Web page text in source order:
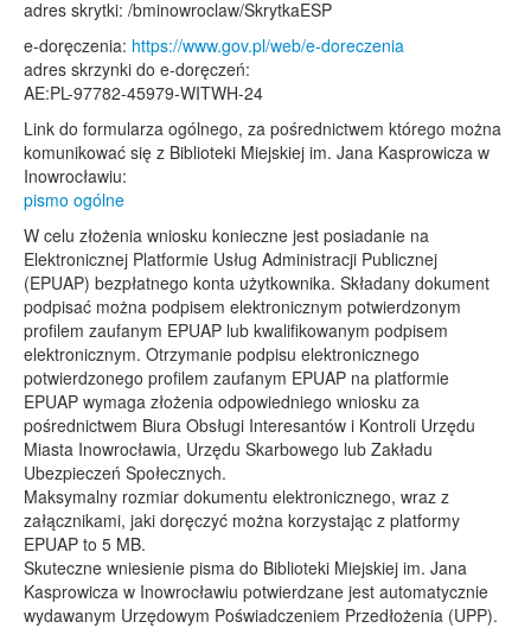
adres skrytki: /bminowroclaw/SkrytkaESP
e-doręczenia: https://www.gov.pl/web/e-doreczenia
adres skrzynki do e-doręczeń:
AE:PL-97782-45979-WITWH-24
Link do formularza ogólnego, za pośrednictwem którego można
komunikować się z Biblioteki Miejskiej im. Jana Kasprowicza w
Inowrocławiu:
pismo ogólne
W celu złożenia wniosku konieczne jest posiadanie na
Elektronicznej Platformie Usług Administracji Publicznej
(EPUAP) bezpłatnego konta użytkownika. Składany dokument
podpisać można podpisem elektronicznym potwierdzonym
profilem zaufanym EPUAP lub kwalifikowanym podpisem
elektronicznym. Otrzymanie podpisu elektronicznego
potwierdzonego profilem zaufanym EPUAP na platformie
EPUAP wymaga złożenia odpowiedniego wniosku za
pośrednictwem Biura Obsługi Interesantów i Kontroli Urzędu
Miasta Inowrocławia, Urzędu Skarbowego lub Zakładu
Ubezpieczeń Społecznych.
Maksymalny rozmiar dokumentu elektronicznego, wraz z
załącznikami, jaki doręczyć można korzystając z platformy
EPUAP to 5 MB.
Skuteczne wniesienie pisma do Biblioteki Miejskiej im. Jana
Kasprowicza w Inowrocławiu potwierdzane jest automatycznie
wydawanym Urzędowym Poświadczeniem Przedłożenia (UPP).